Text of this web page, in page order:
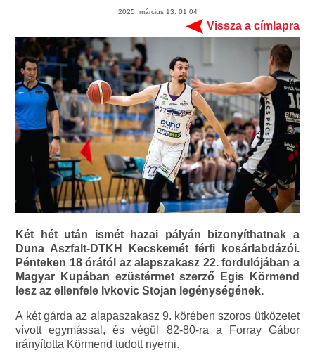
2025. március 13. 01:04
Vissza a címlapra
Két hét után ismét hazai pályán bizonyíthatnak a
Duna Aszfalt-DTKH Kecskemét férfi kosárlabdázói.
Pénteken 18 órától az alapszakasz 22. fordulójában a
Magyar Kupában ezüstérmet szerző Egis Körmend
lesz az ellenfele Ivkovic Stojan legénységének.
A két gárda az alapaszakasz 9. körében szoros ütközetet
vívott egymással, és végül 82-80-ra a Forray Gábor
irányította Körmend tudott nyerni.